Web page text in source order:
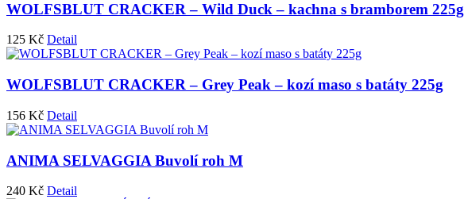
WOLFSBLUT CRACKER – Wild Duck – kachna s bramborem 225g
125 Kč Detail
WOLFSBLUT CRACKER – Grey Peak – kozí maso s batáty 225g
156 Kč Detail
ANIMA SELVAGGIA Buvolí roh M
240 Kč Detail